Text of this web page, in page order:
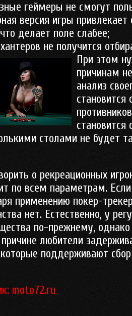
геймеры не смогут
версия игры
делает поле слабее;
не получится
При этом
причинам
анализ
становится
столами не будет
о рекреационных
по всем параметрам.
применению покер-
нет. Естественно, у
по-прежнему,
причине любители
поддерживают сбор
moto72.ru